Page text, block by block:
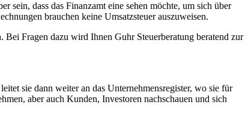
sein, dass das Finanzamt eine sehen möchte, um sich über
brauchen keine Umsatzsteuer auszuweisen.
Fragen dazu wird Ihnen Guhr Steuerberatung beratend zur
sie dann weiter an das Unternehmensregister, wo sie für
aber auch Kunden, Investoren nachschauen und sich